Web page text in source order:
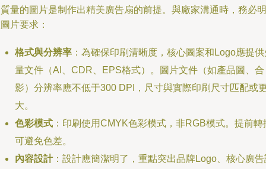
量的圖片是制作出精美廣告扇的前提。與廠家溝通時，務必明
片要求：
格式與分辨率 ：為確保印刷清晰度，核心圖案和Logo應提
量文件（AI、CDR、EPS格式）。圖片文件（如產品圖、合
影）分辨率應不低于300 DPI，尺寸與實際印刷尺寸匹配或
大。
色彩模式 ：印刷使用CMYK色彩模式，非RGB模式。提前轉
可避免色差。
內容設計：設計應簡潔明了，重點突出品牌Logo、核心廣告